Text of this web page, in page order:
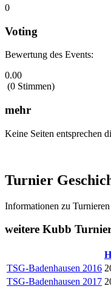
0
Voting
Bewertung des Events:
0.00
(0 Stimmen)
mehr
Keine Seiten entsprechen
Turnier
Informationen zu
weitere Kubb
TSG-Badenhausen 2016
TSG-Badenhausen 2017